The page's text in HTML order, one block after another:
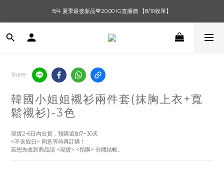
單筆滿$1000【先付款】 / 滿$2000【超取付款】 🚚免運費
8/4 夏季最後新品💙20:00 IG直播價 【8/10收單】
單筆滿$1000【先付款】 / 滿$2000【超取付款】 🚚免運費
Share
韓國小姐姐襯衫兩件套(抹胸上衣+寬
鬆襯衫)-3色
現貨2-6日內出貨．預購追加7~30天
<不含假日> 同意等待再訂購！
若想先收到商品請 <現貨> <預購> 分開結帳。